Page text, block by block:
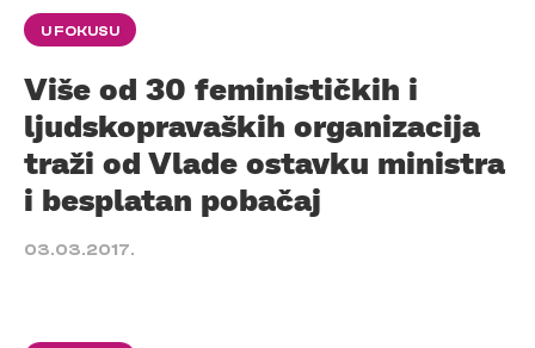
U FOKUSU
Više od 30 feminističkih i
ljudskopravaških organizacija
traži od Vlade ostavku ministra
i besplatan pobačaj
03.03.2017.